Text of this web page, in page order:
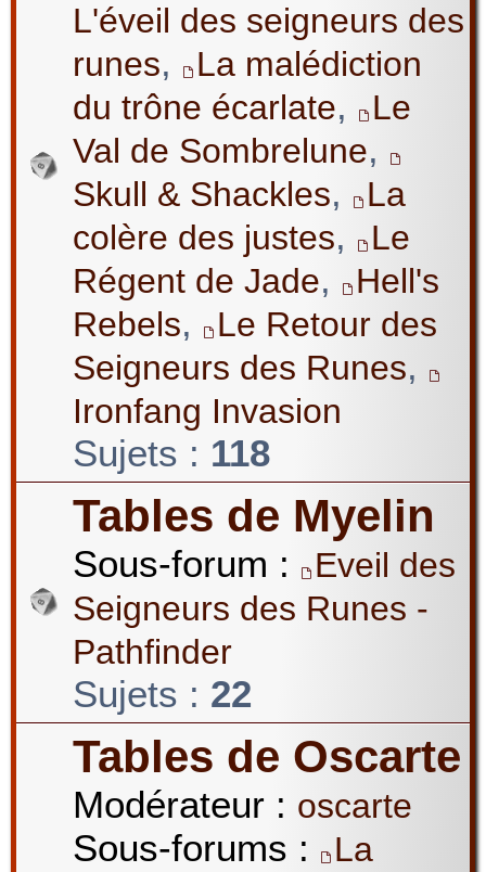
L'éveil des seigneurs des
runes,
La malédiction
du trône écarlate,
Le
Val de Sombrelune,
Skull & Shackles,
La
colère des justes,
Le
Régent de Jade,
Hell's
Rebels,
Le Retour des
Seigneurs des Runes,
Ironfang Invasion
Sujets : 118
Tables de Myelin
Sous-forum :
Eveil des
Seigneurs des Runes -
Pathfinder
Sujets : 22
Tables de Oscarte
Modérateur : oscarte
Sous-forums :
La